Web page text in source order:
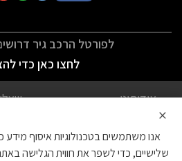
לפורטל הרכב גיר
לחצו כאן כדי
אודותינו
הצהרת נגישות
צור
×
אנו משתמשים בטכנולוגיות איסוף מידע
שלישיים, כדי לשפר את חווית הגלישה